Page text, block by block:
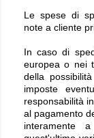
Le spese di
note a cliente
In caso di
europea o nei
della
imposte
responsabilità
al pagamento
interamente